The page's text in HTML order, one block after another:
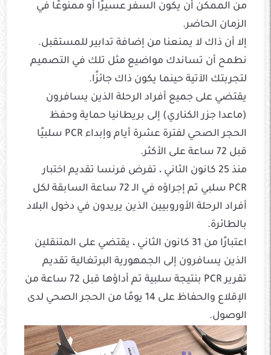
من الممكن أن يكون السفر عسيرًا أو ممنوعًا في
الزمان الحاضر.
إلا أن ذاك لا يمنعنا من إضافة تدابير للمستقبل.
نطمح أن تساندك مواضيع مثل تلك في التصميم
لتجربتك الآتية حينما يكون ذاك جائزًا.
يقتضي على جميع أفراد الرحلة الذين يسافرون
(ماعدا جزر الكناري) إلى بريطانيا حماية وحفظ
الحجر الصحي لفترة عشرة أيام وإبداء PCR سلبيًا
قبل 72 ساعة على الأكثر.
منذ 25 كانون الثاني ، تفرض فرنسا تقديم اختبار
PCR سلبي تم إجراؤه في الـ 72 ساعة السابقة لكل
أفراد الرحلة الأوروبيين الذين يريدون في دخول البلاد
بالطائرة.
اعتبارًا من 31 كانون الثاني ، يقتضي على المتنقلين
الذين يسافرون إلى الجمهورية البرتغالية تقديم
تقرير PCR بنتيجة سلبية تم أداؤها قبل 72 ساعة من
الإقلاع والحفاظ على 14 يومًا من الحجر الصحي لدى
الوصول.